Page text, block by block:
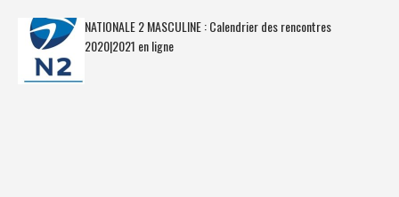
NATIONALE 2 MASCULINE : Calendrier des rencontres
2020|2021 en ligne